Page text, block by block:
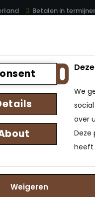
Betalen in
40-45 B.V.
We
over
Deze
heeft
Weigeren